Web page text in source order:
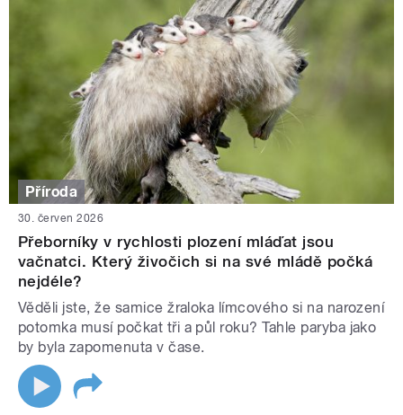
Příroda
30. červen 2026
Přeborníky v rychlosti plození mláďat jsou
vačnatci. Který živočich si na své mládě počká
nejdéle?
Věděli jste, že samice žraloka límcového si na narození
potomka musí počkat tři a půl roku? Tahle paryba jako
by byla zapomenuta v čase.